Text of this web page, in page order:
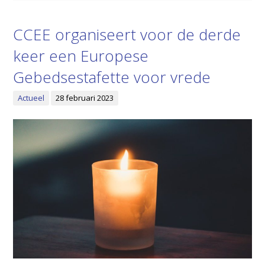
CCEE organiseert voor de derde
keer een Europese
Gebedsestafette voor vrede
Actueel 28 februari 2023